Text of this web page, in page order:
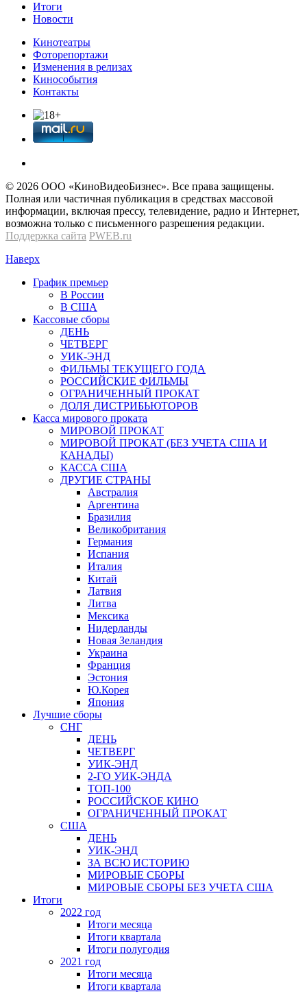
Итоги
Новости
Кинотеатры
Фоторепортажи
Изменения в релизах
Кинособытия
Контакты
© 2026 OOО «КиноВидеоБизнес». Все права защищены.
Полная или частичная публикация в средствах массовой
информации, включая прессу, телевидение, радио и Интернет,
возможна только с письменного разрешения редакции.
Поддержка сайта PWEB.ru
Наверх
График премьер
В России
В США
Кассовые сборы
ДЕНЬ
ЧЕТВЕРГ
УИК-ЭНД
ФИЛЬМЫ ТЕКУЩЕГО ГОДА
РОССИЙСКИЕ ФИЛЬМЫ
ОГРАНИЧЕННЫЙ ПРОКАТ
ДОЛЯ ДИСТРИБЬЮТОРОВ
Касса мирового проката
МИРОВОЙ ПРОКАТ
МИРОВОЙ ПРОКАТ (БЕЗ УЧЕТА США И
КАНАДЫ)
КАССА США
ДРУГИЕ СТРАНЫ
Австралия
Аргентина
Бразилия
Великобритания
Германия
Испания
Италия
Китай
Латвия
Литва
Мексика
Нидерланды
Новая Зеландия
Украина
Франция
Эстония
Ю.Корея
Япония
Лучшие сборы
СНГ
ДЕНЬ
ЧЕТВЕРГ
УИК-ЭНД
2-ГО УИК-ЭНДА
ТОП-100
РОССИЙСКОЕ КИНО
ОГРАНИЧЕННЫЙ ПРОКАТ
США
ДЕНЬ
УИК-ЭНД
ЗА ВСЮ ИСТОРИЮ
МИРОВЫЕ СБОРЫ
МИРОВЫЕ СБОРЫ БЕЗ УЧЕТА США
Итоги
2022 год
Итоги месяца
Итоги квартала
Итоги полугодия
2021 год
Итоги месяца
Итоги квартала